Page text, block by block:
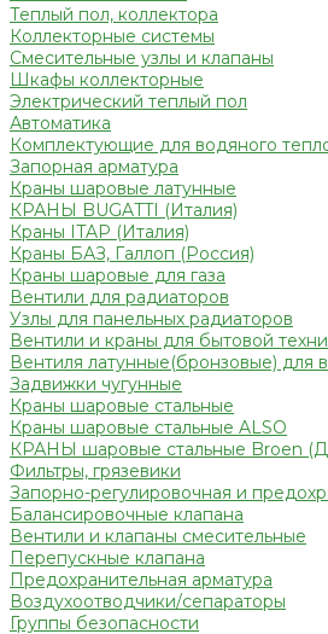
Теплый пол, коллектора
Коллекторные системы
Смесительные узлы и клапаны
Шкафы коллекторные
Электрический теплый пол
Автоматика
Комплектующие для водяного
Запорная арматура
Краны шаровые латунные
КРАНЫ BUGATTI (Италия)
Краны ITAP (Италия)
Краны БАЗ, Галлоп (Россия)
Краны шаровые для газа
Вентили для радиаторов
Узлы для панельных радиаторов
Вентили и краны для бытовой
Вентиля латунные(бронзовые) для
Задвижки чугунные
Краны шаровые стальные
Краны шаровые стальные ALSO
КРАНЫ шаровые стальные Broen
Фильтры, грязевики
Запорно-регулировочная и
Балансировочные клапана
Вентили и клапаны смесительные
Перепускные клапана
Предохранительная арматура
Воздухоотводчики/сепараторы
Группы безопасности